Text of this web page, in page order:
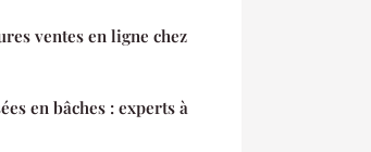
ventes en ligne chez
en bâches : experts à